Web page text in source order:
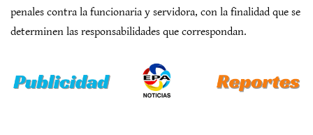
penales contra la funcionaria y servidora, con la finalidad que se
determinen las responsabilidades que correspondan.